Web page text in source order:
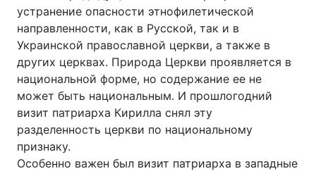
устранение опасности этнофилетической
направленности, как в Русской, так и в
Украинской православной церкви, а также в
других церквах. Природа Церкви проявляется в
национальной форме, но содержание ее не
может быть национальным. И прошлогодний
визит патриарха Кирилла снял эту
разделенность церкви по национальному
признаку.
Особенно важен был визит патриарха в западные